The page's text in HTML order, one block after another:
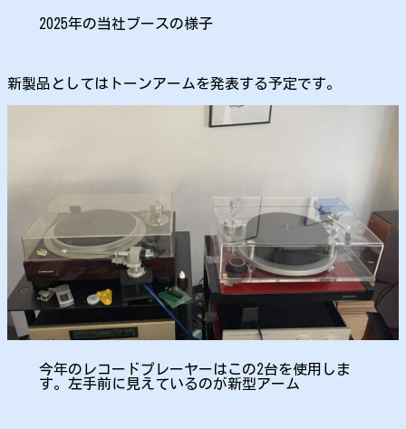
2025年の当社ブースの様子
新製品としてはトーンアームを発表する予定です。
今年のレコードプレーヤーはこの2台を使用しま
す。左手前に見えているのが新型アーム